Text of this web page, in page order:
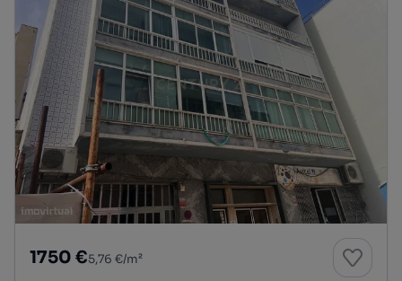
1750 €5,76 €/m²